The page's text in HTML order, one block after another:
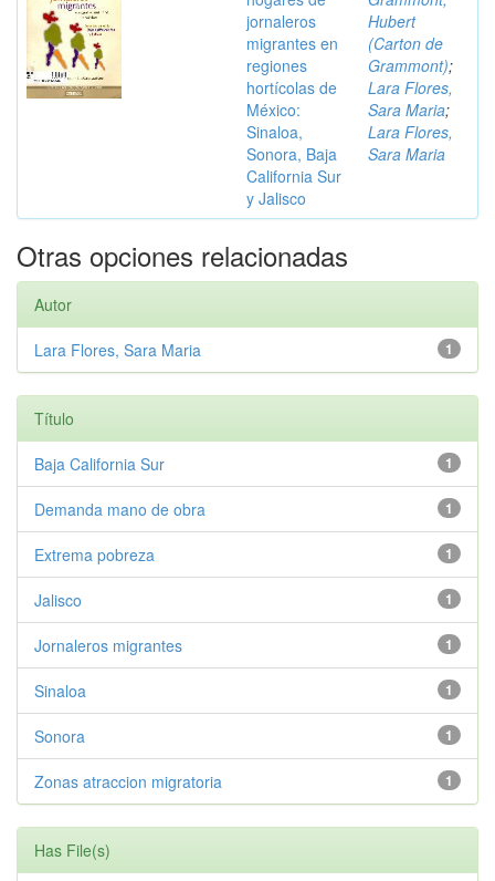
jornaleros
migrantes en
regiones
hortícolas de
México:
Sinaloa,
Sonora, Baja
California Sur
y Jalisco
Hubert
(Carton de
Grammont);
Lara Flores,
Sara Maria;
Lara Flores,
Sara Maria
Otras opciones relacionadas
Autor
1
Lara Flores, Sara Maria
Título
1
Baja California Sur
1
Demanda mano de obra
1
Extrema pobreza
1
Jalisco
1
Jornaleros migrantes
1
Sinaloa
1
Sonora
1
Zonas atraccion migratoria
Has File(s)